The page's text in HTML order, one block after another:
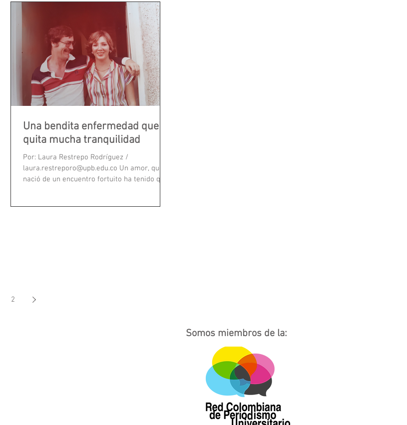
Una bendita enfermedad que
quita mucha tranquilidad
Por: Laura Restrepo Rodríguez /
laura.restreporo@upb.edu.co Un amor, que
nació de un encuentro fortuito ha tenido que
2
Somos miembros de la: